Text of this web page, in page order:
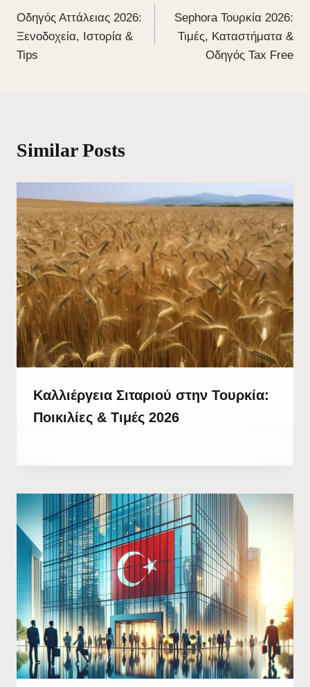
Οδηγός Αττάλειας 2026:
Ξενοδοχεία, Ιστορία &
Tips
Sephora Τουρκία 2026:
Τιμές, Καταστήματα &
Οδηγός Tax Free
Similar Posts
Καλλιέργεια Σιταριού στην Τουρκία:
Ποικιλίες & Τιμές 2026